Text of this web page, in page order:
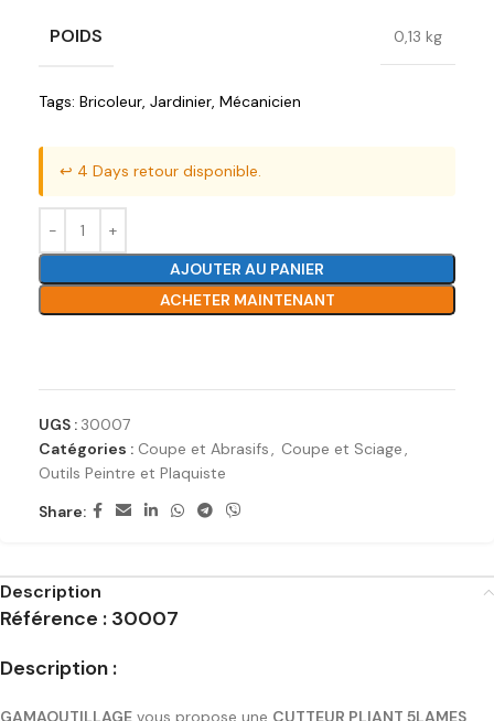
POIDS 0,13 kg
Tags: Bricoleur, Jardinier, Mécanicien
↩️ 4 Days retour disponible.
AJOUTER AU PANIER
ACHETER MAINTENANT
UGS : 30007
Catégories : Coupe et Abrasifs, Coupe et Sciage,
Outils Peintre et Plaquiste
Share:
Description
Référence : 30007
Description :
GAMAOUTILLAGE vous propose une CUTTEUR PLIANT 5LAMES